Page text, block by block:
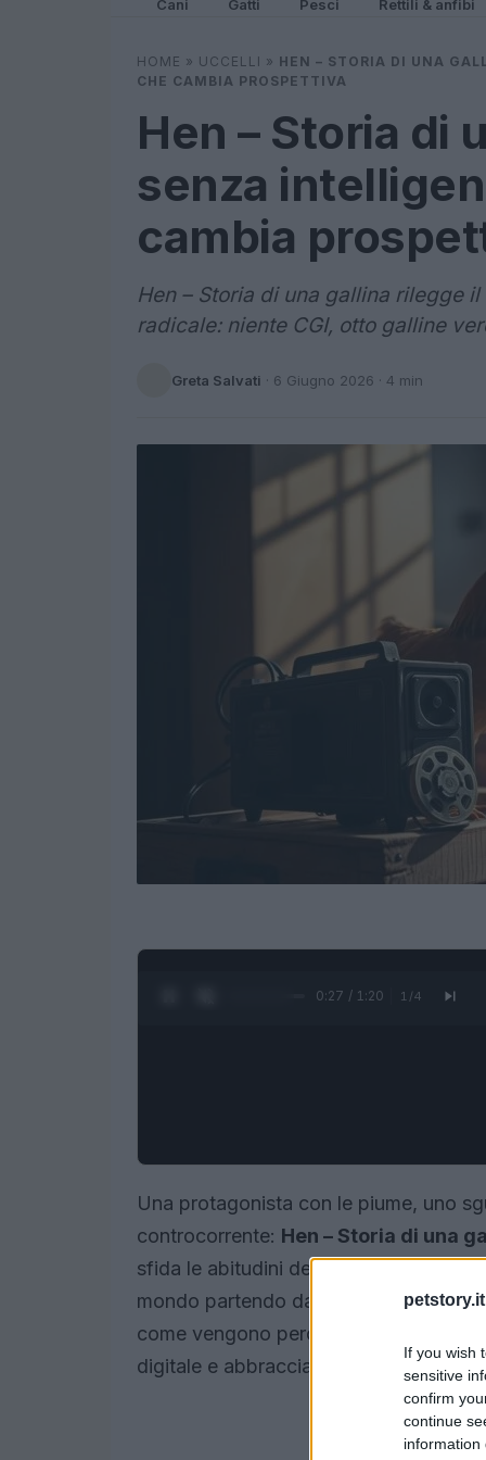
If you wish
sensitive
confirm
continue
information
Cani Gatti Pesci Rettili & anfibi
HOME » UCCELLI » HEN – STORIA DI UNA
CHE CAMBIA PROSPETTIVA
Hen – Storia di
senza
cambia
Hen – Storia di una gallina rilegge
radicale: niente CGI, otto galline
Greta Salvati · 6 Giugno 2026 · 4 min
0:28 / 1:20 1 /4
Una protagonista con le piume, uno
controcorrente: Hen – Storia di una
sfida le abitudini dello spettatore. Il
mondo partendo da un punto di vista
come vengono percepite e trattate le
digitale e abbraccia una fisicità